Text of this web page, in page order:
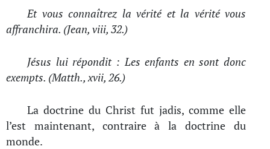
Et vous connaîtrez la vérité et la vérité vous
affranchira. (Jean, viii, 32.)
Jésus lui répondit : Les enfants en sont donc
exempts. (Matth., xvii, 26.)
La doctrine du Christ fut jadis, comme elle
l’est maintenant, contraire à la doctrine du
monde.